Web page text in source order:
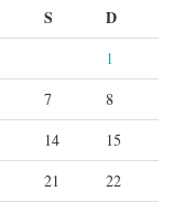
S D
1
7
8
14
15
21
22